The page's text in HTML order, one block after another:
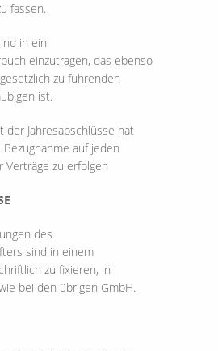
fassen.
in ein
einzutragen, das ebenso
zu führenden
ist.
der Jahresabschlüsse hat
auf jeden
Verträge zu erfolgen
des
sind in einem
zu fixieren, in
bei den übrigen GmbH.